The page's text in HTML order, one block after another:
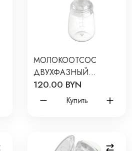
МОЛОКООТСОС
ДВУХФАЗНЫЙ
ЭЛЕКТРИЧЕСКИЙ С
БУТЫЛОЧКОЙ
PAOMMA ЦВЕТ:
120.00 BYN
Купить